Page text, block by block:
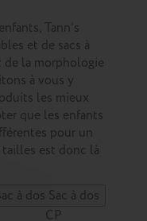
Tann’s
et de sacs à
de la morphologie
à vous y
les mieux
que les enfants
pour un
tailles est donc là
Sac à dos
CP